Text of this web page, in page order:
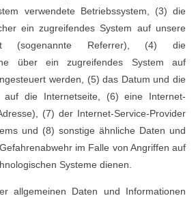
verwendete Betriebssystem, (3) die
ein zugreifendes System auf unsere
(sogenannte Referrer), (4) die
über ein zugreifendes System auf
werden, (5) das Datum und die
auf die Internetseite, (6) eine Internet-
(7) der Internet-Service-Provider
und (8) sonstige ähnliche Daten und
im Falle von Angriffen auf
Systeme dienen.
allgemeinen Daten und Informationen